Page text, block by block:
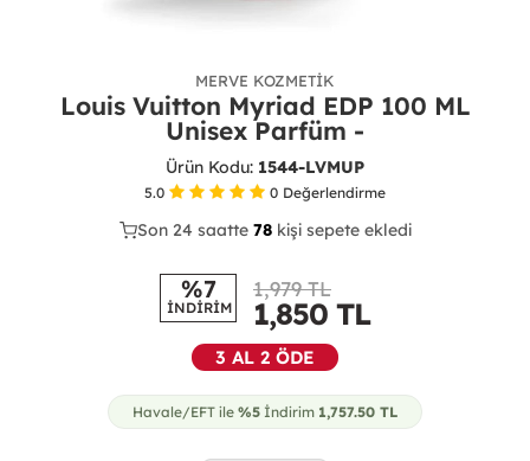
MERVE KOZMETIK
Louis Vuitton Myriad EDP 100 ML
Unisex Parfüm -
Ürün Kodu: 1544-LVMUP
5.0 0 Değerlendirme
37
Son 24 saatte 78 kişi sepete ekledi
23
%7
İNDİRİM
1,979 TL
1,850 TL
3 AL 2 ÖDE
Havale/EFT ile %5 İndirim 1,757.50 TL